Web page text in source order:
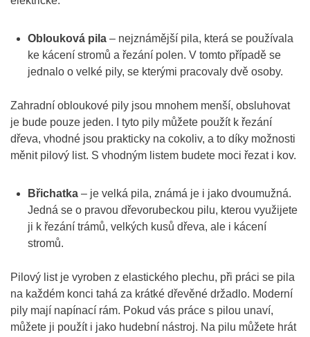
Oblouková pila – nejznámější pila, která se používala
ke kácení stromů a řezání polen. V tomto případě se
jednalo o velké pily, se kterými pracovaly dvě osoby.
Zahradní obloukové pily jsou mnohem menší, obsluhovat
je bude pouze jeden. I tyto pily můžete použít k řezání
dřeva, vhodné jsou prakticky na cokoliv, a to díky možnosti
měnit pilový list. S vhodným listem budete moci řezat i kov.
Břichatka – je velká pila, známá je i jako dvoumužná.
Jedná se o pravou dřevorubeckou pilu, kterou využijete
ji k řezání trámů, velkých kusů dřeva, ale i kácení
stromů.
Pilový list je vyroben z elastického plechu, při práci se pila
na každém konci tahá za krátké dřevěné držadlo. Moderní
pily mají napínací rám. Pokud vás práce s pilou unaví,
můžete ji použít i jako hudební nástroj. Na pilu můžete hrát